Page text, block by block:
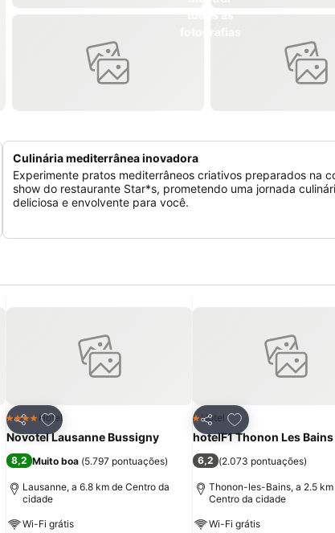
Culinária mediterrânea inovadora
Experimente pratos mediterrâneos criativos preparados na
show do restaurante Star*s, prometendo uma jornada
deliciosa e envolvente para você.
Partilhar
Adicionar aos favoritos
4 EstrelasHotel
Novotel Lausanne Bussigny
8,2 Muito boa (5.797 pontuações)
Lausanne, a 6.8 km de Centro da
cidade
Wi-Fi grátis
Partilhar
Adicionar aos
1 Estrelas
Hotel
hotelF1 Thonon Les
6,2 (2.073 pontuações)
Thonon-les-Bains, a 2.5 km
Centro da cidade
Wi-Fi grátis